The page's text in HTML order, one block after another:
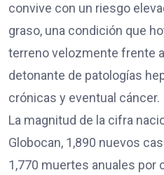
convive con un riesgo
graso, una condición que
terreno velozmente frente
detonante de patologías
crónicas y eventual cáncer.
La magnitud de la cifra
Globocan, 1,890 nuevos
1,770 muertes anuales por